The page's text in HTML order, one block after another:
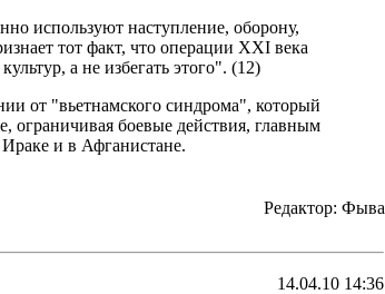
используют наступление, оборону,
тот факт, что операции XXI века
а не избегать этого". (12)
от "вьетнамского синдрома", который
ограничивая боевые действия, главным
Ираке и в Афганистане.
Редактор: Фыва
14.04.10 14:36